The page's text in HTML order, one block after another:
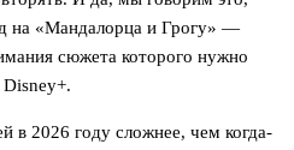
на «Мандалорца и Грогу» —
сюжета которого нужно
Disney+.
в 2026 году сложнее, чем когда-